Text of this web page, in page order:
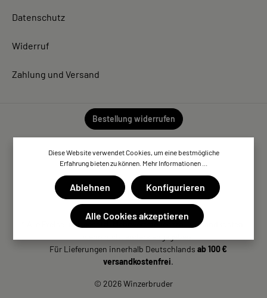
Datenschutz
Widerruf
Zahlung und Versand
Bestellung widerrufen
© 2026 Winzerbruder
* Alle Preise inkl. gesetzl. Mehrwertsteuer zzgl. Versandkosten,
Für Lieferungen innerhalb Deutschlandsab 100 €
versandkostenfrei.
Diese Website verwendet Cookies, um eine bestmögliche
Erfahrung bieten zu können. Mehr Informationen ...
Ablehnen Konfigurieren
Alle Cookies akzeptieren